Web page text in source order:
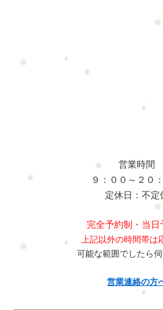
営業時間
９：００～２０
定休日：不定
完全予約制・当日
上記以外の時間帯は
可能な範囲でしたら伺
営業連絡の方